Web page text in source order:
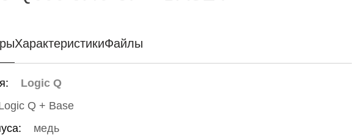
ХарактеристикиФайлы
Logic Q
Q + Base
медь